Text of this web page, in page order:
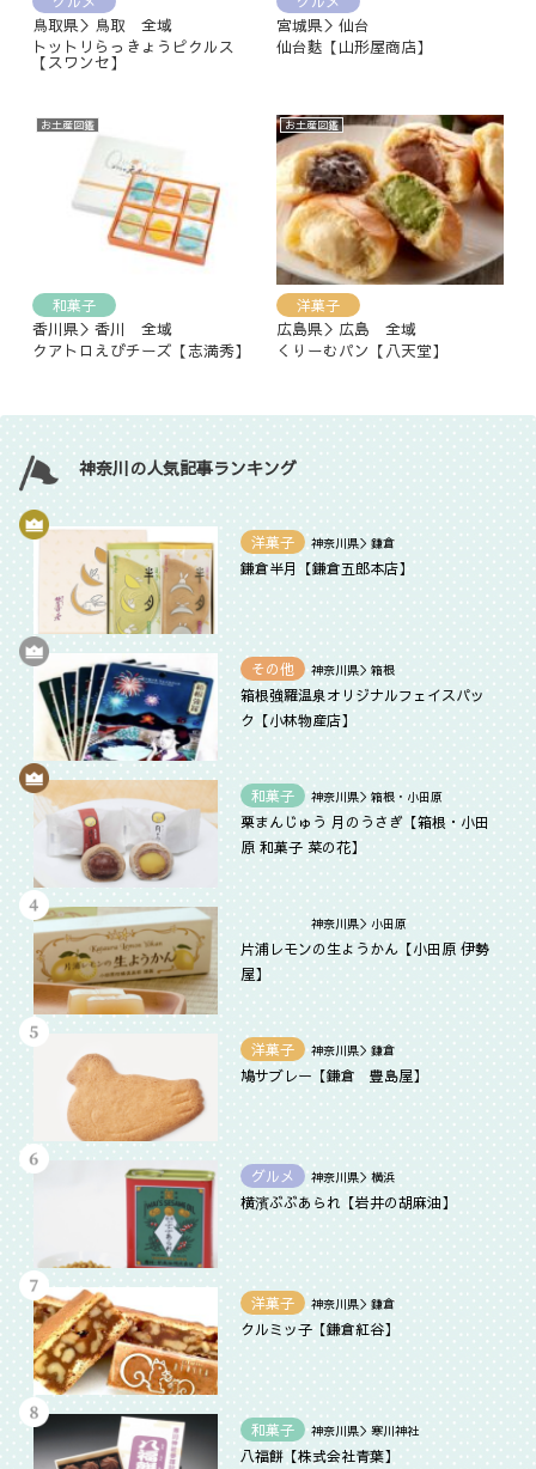
鳥取県＞鳥取 全域
トットリらっきょうピクルス
【スワンセ】
宮城県＞仙台
仙台麩【山形屋商店】
お土産図鑑
和菓子
香川県＞香川 全域
クアトロえびチーズ【志満秀】
お土産図鑑
洋菓子
広島県＞広島 全域
くりーむパン【八天堂】
神奈川の人気記事ランキング
洋菓子 神奈川県＞鎌倉
鎌倉半月【鎌倉五郎本店】
その他 神奈川県＞箱根
箱根強羅温泉オリジナルフェイスパッ
ク【小林物産店】
和菓子 神奈川県＞箱根・小田原
栗まんじゅう 月のうさぎ【箱根・小田
原 和菓子 菜の花】
神奈川県＞小田原
片浦レモンの生ようかん【小田原 伊勢
屋】
洋菓子 神奈川県＞鎌倉
鳩サブレー【鎌倉 豊島屋】
グルメ 神奈川県＞横浜
横濱ぶぶあられ【岩井の胡麻油】
洋菓子 神奈川県＞鎌倉
クルミッ子【鎌倉紅谷】
和菓子 神奈川県＞寒川神社
八福餅【株式会社青葉】